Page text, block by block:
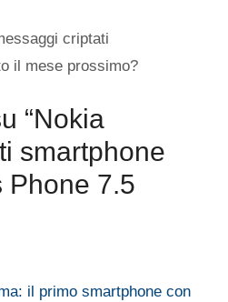
criptati
il mese prossimo?
“Nokia
smartphone
Phone 7.5
il primo smartphone con